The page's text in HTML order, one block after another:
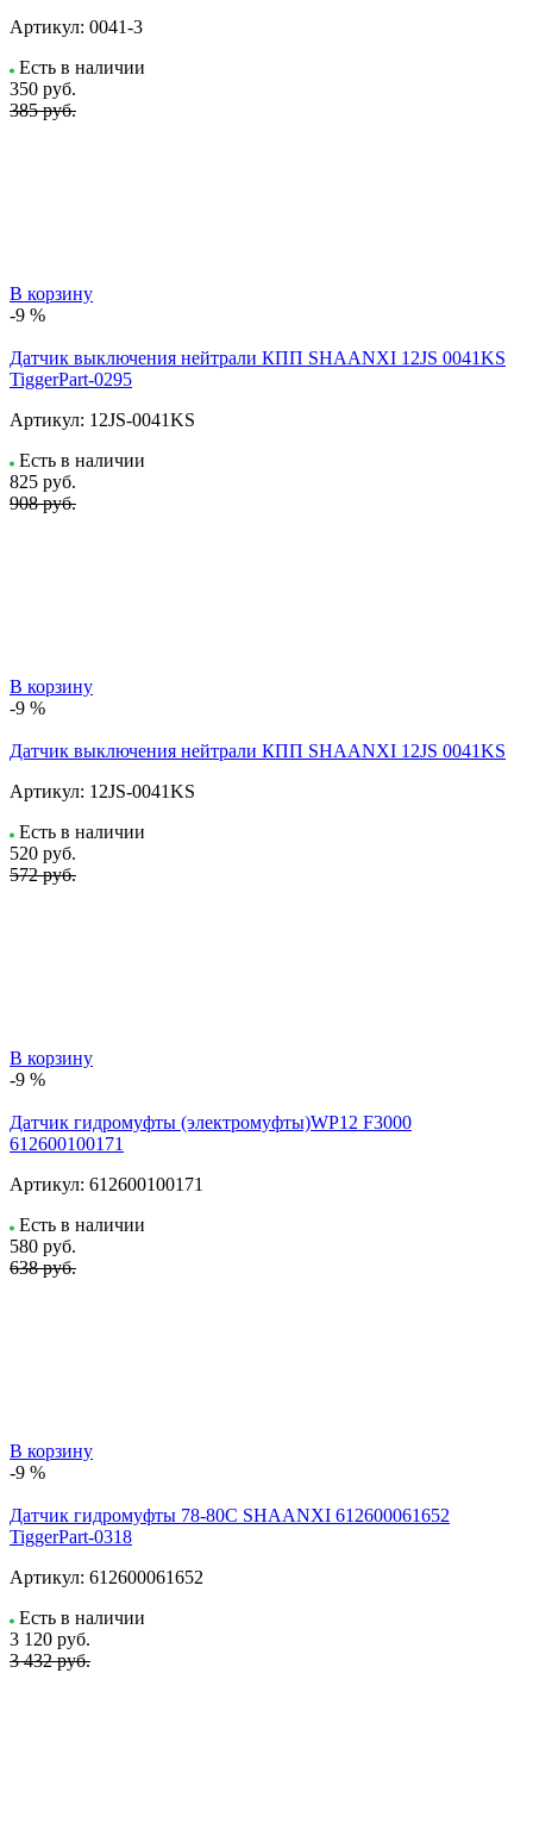
Артикул: 0041-3
Есть в наличии
350 руб.
385 руб.
В корзину
-9 %
Датчик выключения нейтрали КПП SHAANXI 12JS 0041KS
TiggerPart-0295
Артикул: 12JS-0041KS
Есть в наличии
825 руб.
908 руб.
В корзину
-9 %
Датчик выключения нейтрали КПП SHAANXI 12JS 0041KS
Артикул: 12JS-0041KS
Есть в наличии
520 руб.
572 руб.
В корзину
-9 %
Датчик гидромуфты (электромуфты)WP12 F3000
612600100171
Артикул: 612600100171
Есть в наличии
580 руб.
638 руб.
В корзину
-9 %
Датчик гидромуфты 78-80C SHAANXI 612600061652
TiggerPart-0318
Артикул: 612600061652
Есть в наличии
3 120 руб.
3 432 руб.